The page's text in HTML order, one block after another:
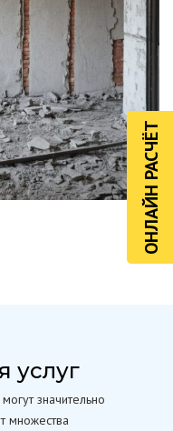
ОНЛАЙН РАСЧЁТ
услуг
значительно
множества